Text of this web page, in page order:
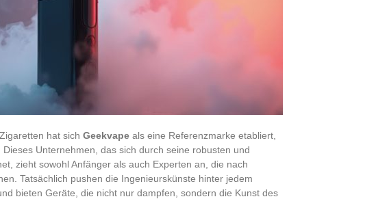
hat sich Geekvape als eine Referenzmarke etabliert,
Unternehmen, das sich durch seine robusten und
zieht sowohl Anfänger als auch Experten an, die nach
Tatsächlich pushen die Ingenieurskünste hinter jedem
bieten Geräte, die nicht nur dampfen, sondern die Kunst des